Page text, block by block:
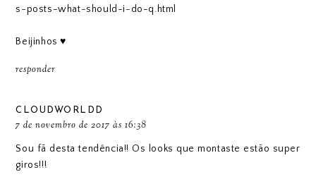
s-posts-what-should-i-do-q.html
Beijinhos ♥
responder
CLOUDWORLDD
7 de novembro de 2017 às 16:38
Sou fã desta tendência!! Os looks que montaste estão super
giros!!!